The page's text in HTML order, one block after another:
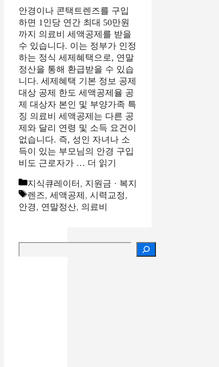
안경이나 콘택트렌즈를 구입
하면 1인당 연간 최대 50만원
까지 의료비 세액공제를 받을
수 있습니다. 이는 정부가 인정
하는 정식 세제혜택으로, 연말
정산을 통해 환급받을 수 있습
니다. 세제혜택 기본 정보 공제
대상 공제 한도 세액공제율 공
제 대상자 본인 및 부양가족 특
징 의료비 세액공제는 다른 공
제와 달리 연령 및 소득 요건이
없습니다. 즉, 성인 자녀나 소
득이 있는 부모님의 안경 구입
비도 근로자가 … 더 읽기
카
테
고
지식큐레이터 , 지원금 · 복지
태
그
렌즈, 세액공제, 시력교정,
안경, 연말정산, 의료비